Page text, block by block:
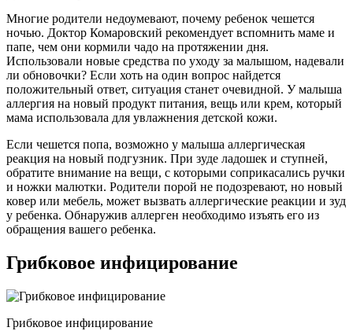
Многие родители недоумевают, почему ребенок чешется
ночью. Доктор Комаровский рекомендует вспомнить маме и
папе, чем они кормили чадо на протяжении дня.
Использовали новые средства по уходу за малышом, надевали
ли обновочки? Если хоть на один вопрос найдется
положительный ответ, ситуация станет очевидной. У малыша
аллергия на новый продукт питания, вещь или крем, который
мама использовала для увлажнения детской кожи.
Если чешется попа, возможно у малыша аллергическая
реакция на новый подгузник. При зуде ладошек и ступней,
обратите внимание на вещи, с которыми соприкасались ручки
и ножки малютки. Родители порой не подозревают, но новый
ковер или мебель, может вызвать аллергические реакции и зуд
у ребенка. Обнаружив аллерген необходимо изъять его из
обращения вашего ребенка.
Грибковое инфицирование
Грибковое инфицирование